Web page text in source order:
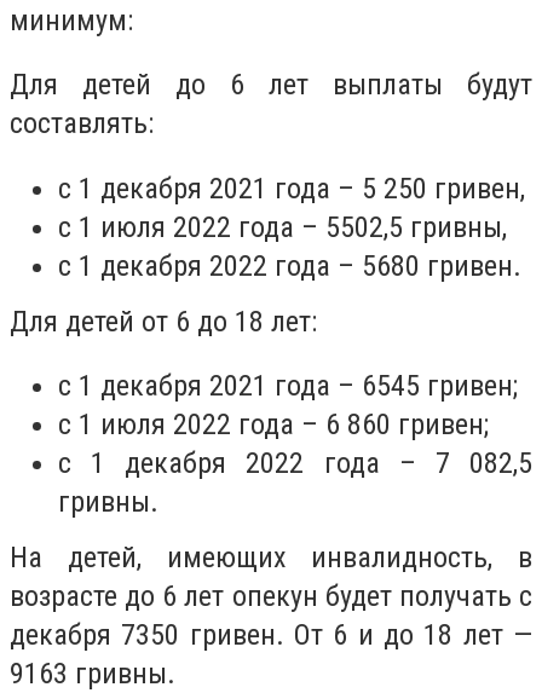
минимум:
Для детей до 6 лет выплаты будут
составлять:
с 1 декабря 2021 года – 5 250 гривен,
с 1 июля 2022 года – 5502,5 гривны,
с 1 декабря 2022 года – 5680 гривен.
Для детей от 6 до 18 лет:
с 1 декабря 2021 года – 6545 гривен;
с 1 июля 2022 года – 6 860 гривен;
с 1 декабря 2022 года – 7 082,5
гривны.
На детей, имеющих инвалидность, в
возрасте до 6 лет опекун будет получать с
декабря 7350 гривен. От 6 и до 18 лет —
9163 гривны.